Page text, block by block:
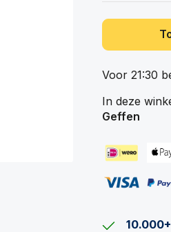
Voor 21:30
In deze
Geffen
10.000+